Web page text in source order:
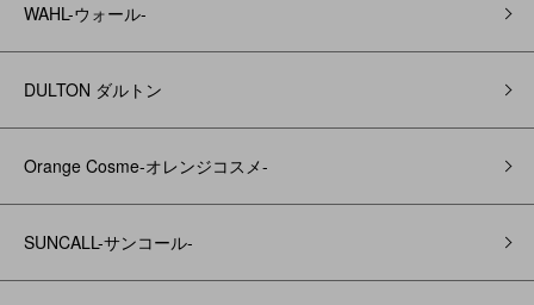
WAHL-ウォール-
DULTON ダルトン
Orange Cosme-オレンジコスメ-
SUNCALL-サンコール-